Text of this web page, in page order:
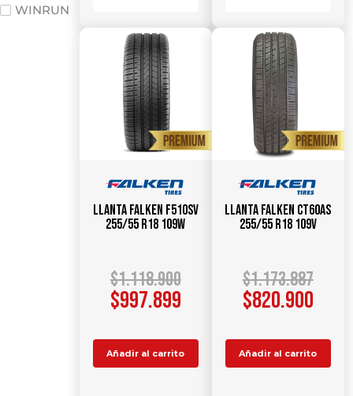
WINRUN
Llanta FALKEN F510SV
255/55 R18 109W
$1.118.900
$997.899
Añadir al carrito
Llanta FALKEN CT60AS
255/55 R18 109V
$1.173.887
$820.900
Añadir al carrito